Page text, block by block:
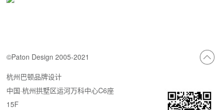
©Paton Design 2005-2021
杭州巴顿品牌设计
中国·杭州拱墅区运河万科中心C6座
15F